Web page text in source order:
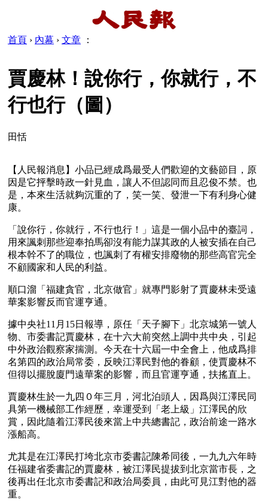
首頁 › 內幕 › 文章 ：
賈慶林！說你行，你就行，不
行也行（圖）
田恬
【人民報消息】小品已經成爲最受人們歡迎的文藝節目，原
因是它抨擊時政一針見血，讓人不但認同而且忍俊不禁。也
是，本來生活就夠沉重的了，笑一笑、發泄一下有利身心健
康。
「說你行，你就行，不行也行！」這是一個小品中的臺詞，
用來諷刺那些迎奉拍馬卻沒有能力謀其政的人被安插在自己
根本幹不了的職位，也諷刺了有權安排廢物的那些高官完全
不顧國家和人民的利益。
順口溜「福建貪官，北京做官」就專門影射了賈慶林未受遠
華案影響反而官運亨通。
據中央社11月15日報導，原任「天子腳下」北京城第一號人
物、市委書記賈慶林，在十六大前突然上調中共中央，引起
中外政治觀察家揣測。今天在十六屆一中全會上，他成爲排
名第四的政治局常委，反映江澤民對他的眷顧，使賈慶林不
但得以擺脫廈門遠華案的影響，而且官運亨通，扶搖直上。
賈慶林生於一九四０年三月，河北泊頭人，因爲與江澤民同
具第一機械部工作經歷，幸運受到「老上級」江澤民的欣
賞，因此隨着江澤民後來當上中共總書記，政治前途一路水
漲船高。
尤其是在江澤民打垮北京市委書記陳希同後，一九九六年時
任福建省委書記的賈慶林，被江澤民提拔到北京當市長，之
後再出任北京市委書記和政治局委員，由此可見江對他的器
重。